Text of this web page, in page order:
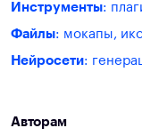
Инструменты:
Файлы: мокапы,
Нейросети:
Авторам